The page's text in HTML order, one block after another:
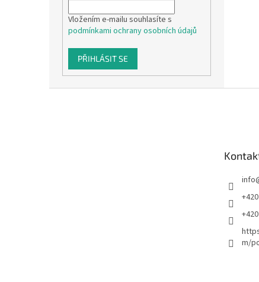
Vložením e-mailu souhlasíte s
podmínkami ochrany osobních údajů
PŘIHLÁSIT SE
info
m/